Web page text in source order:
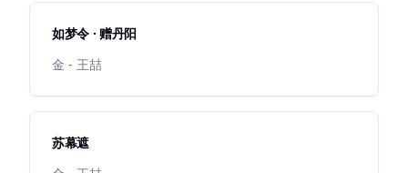
如梦令 · 赠丹阳
金 - 王喆
苏幕遮